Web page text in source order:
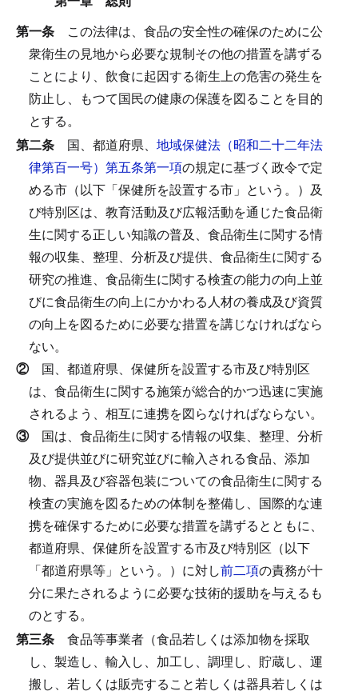
第一条 この法律は、食品の安全性の確保のために公
衆衛生の見地から必要な規制その他の措置を講ずる
ことにより、飲食に起因する衛生上の危害の発生を
防止し、もつて国民の健康の保護を図ることを目的
とする。
第二条 国、都道府県、 地域保健法（昭和二十二年法
律第百一号）第五条第一項の規定に基づく政令で定
める市（以下「保健所を設置する市」という。）及
び特別区は、教育活動及び広報活動を通じた食品衛
生に関する正しい知識の普及、食品衛生に関する情
報の収集、整理、分析及び提供、食品衛生に関する
研究の推進、食品衛生に関する検査の能力の向上並
びに食品衛生の向上にかかわる人材の養成及び資質
の向上を図るために必要な措置を講じなければなら
ない。
② 国、都道府県、保健所を設置する市及び特別区
は、食品衛生に関する施策が総合的かつ迅速に実施
されるよう、相互に連携を図らなければならない。
③ 国は、食品衛生に関する情報の収集、整理、分析
及び提供並びに研究並びに輸入される食品、添加
物、器具及び容器包装についての食品衛生に関する
検査の実施を図るための体制を整備し、国際的な連
携を確保するために必要な措置を講ずるとともに、
都道府県、保健所を設置する市及び特別区（以下
「都道府県等」という。）に対し前二項の責務が十
分に果たされるように必要な技術的援助を与えるも
のとする。
第三条 食品等事業者（食品若しくは添加物を採取
し、製造し、輸入し、加工し、調理し、貯蔵し、運
搬し、若しくは販売すること若しくは器具若しくは